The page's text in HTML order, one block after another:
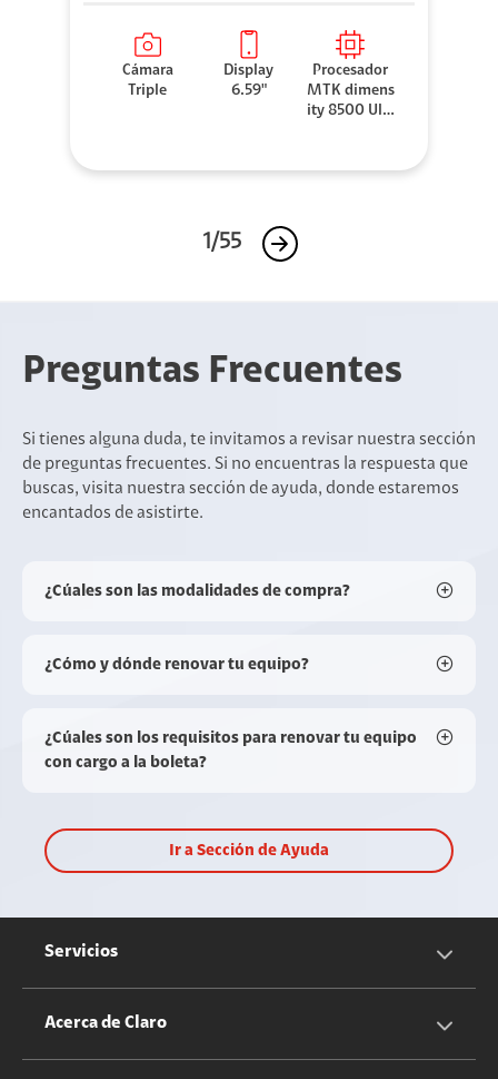
Cámara
Triple
Display
6.59"
Procesador
MTK dimens
ity 8500 Ultr
1/55
Preguntas Frecuentes
Si tienes alguna duda, te invitamos a revisar nuestra sección
de preguntas frecuentes. Si no encuentras la respuesta que
buscas, visita nuestra sección de ayuda, donde estaremos
encantados de asistirte.
¿Cúales son las modalidades de compra?
¿Cómo y dónde renovar tu equipo?
¿Cúales son los requisitos para renovar tu equipo
con cargo a la boleta?
Ir a Sección de Ayuda
Servicios
Servicios Móviles
Acerca de Claro